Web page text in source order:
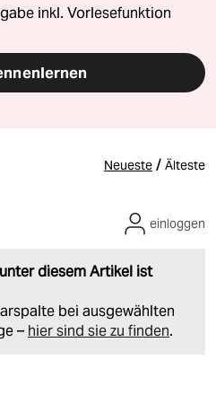
inkl. Vorlesefunktion
Neueste / Älteste
diesem Artikel ist
bei ausgewählten
– hier sind sie zu finden.
einloggen